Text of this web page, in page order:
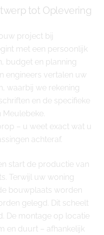
tot Oplevering
project bij
met een persoonlijk
budget en planning
engineers vertalen uw
waarbij we rekening
en de specifieke
– u weet exact wat u
achteraf.
start de productie van
Terwijl uw woning
bouwplaats worden
gelegd. Dit scheelt
De montage op locatie
en duurt – afhankelijk